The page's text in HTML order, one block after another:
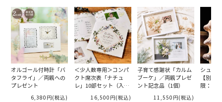
オルゴール付時計「バ
タフライ」／両親への
プレゼント
6,380円(税込)
＜少人数専用＞コンパ
クト席次表「ナチュ
レ」10部セット（入
力・印刷込）完成品オ
16,500円(税込)
子育て感謝状「カルム
ブーケ」／両親プレゼ
ント記念品（1個）
11,550円(税込)
シュガ
【別配
限：20